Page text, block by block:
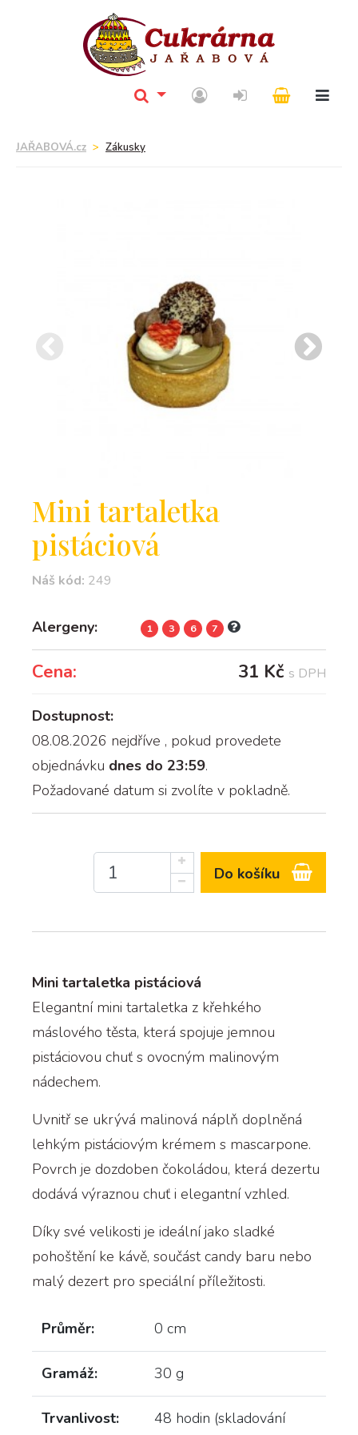
JAŘABOVÁ.cz Zákusky
Mini tartaletka
pistáciová
Náš kód: 249
Alergeny: 1 3 6 7
Cena: 31 Kč s DPH
Dostupnost:
08.08.2026 nejdříve , pokud provedete
objednávku dnes do 23:59.
Požadované datum si zvolíte v pokladně.
Do košíku
Mini tartaletka pistáciová
Elegantní mini tartaletka z křehkého
máslového těsta, která spojuje jemnou
pistáciovou chuť s ovocným malinovým
nádechem.
Uvnitř se ukrývá malinová náplň doplněná
lehkým pistáciovým krémem s mascarpone.
Povrch je dozdoben čokoládou, která dezertu
dodává výraznou chuť i elegantní vzhled.
Díky své velikosti je ideální jako sladké
pohoštění ke kávě, součást candy baru nebo
malý dezert pro speciální příležitosti.
Průměr: 0 cm
Gramáž: 30 g
Trvanlivost:
48 hodin (skladování